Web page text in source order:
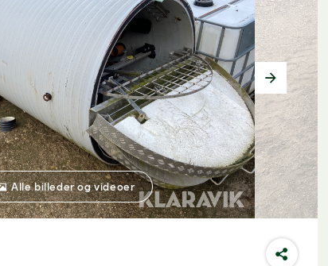
Alle billeder og videoer